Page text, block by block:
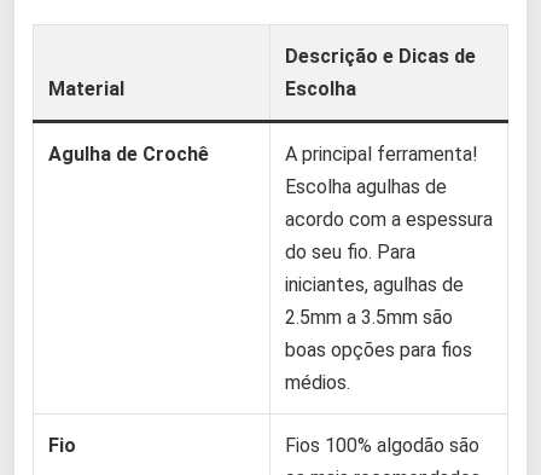
Material
Descrição e Dicas de
Escolha
Agulha de Crochê
A principal ferramenta!
Escolha agulhas de
acordo com a espessura
do seu fio. Para
iniciantes, agulhas de
2.5mm a 3.5mm são
boas opções para fios
médios.
Fio
Fios 100% algodão são